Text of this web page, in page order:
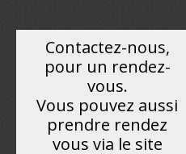
Contactez-nous,
pour un rendez-
vous.
Vous pouvez aussi
prendre rendez
vous via le site